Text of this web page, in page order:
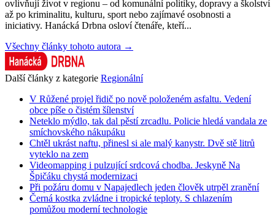
ovlivňují život v regionu – od komunální politiky, dopravy a školství
až po kriminalitu, kulturu, sport nebo zajímavé osobnosti a
iniciativy. Hanácká Drbna osloví čtenáře, kteří...
Všechny články tohoto autora →
Další články z kategorie Regionální
V Růžené projel řidič po nově položeném asfaltu. Vedení
obce píše o čistém šílenství
Neteklo mýdlo, tak dal pěstí zrcadlu. Policie hledá vandala ze
smíchovského nákupáku
Chtěl ukrást naftu, přinesl si ale malý kanystr. Dvě stě litrů
vyteklo na zem
Videomapping i pulzující srdcová chodba. Jeskyně Na
Špičáku chystá modernizaci
Při požáru domu v Napajedlech jeden člověk utrpěl zranění
Černá kostka zvládne i tropické teploty. S chlazením
pomůžou moderní technologie